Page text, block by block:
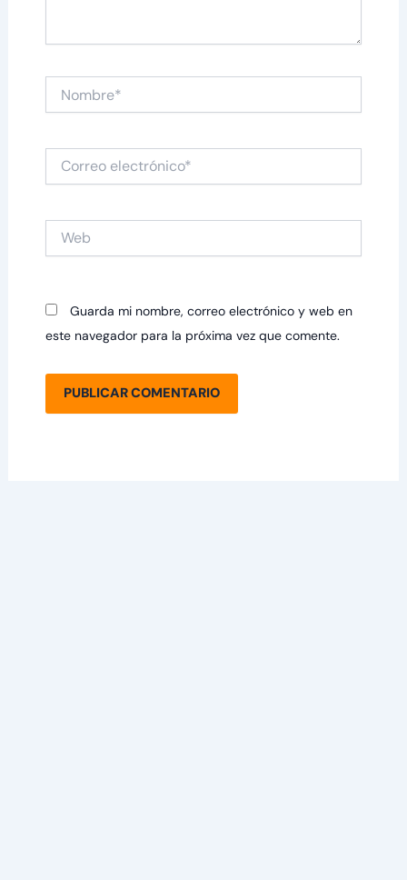
Correo
electrónico*
Guarda mi nombre, correo electrónico y web en
este navegador para la próxima vez que comente.